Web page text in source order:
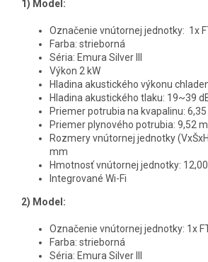
1) Model:
Označenie vnútornej jednotky: 1x
Farba: strieborná
Séria: Emura Silver III
Výkon 2 kW
Hladina akustického výkonu
Hladina akustického tlaku: 19~39
Priemer potrubia na kvapalinu:
Priemer plynového potrubia: 9,52
Rozmery vnútornej jednotky
mm
Hmotnosť vnútornej jednotky:
Integrované Wi-Fi
2) Model:
Označenie vnútornej jednotky: 1x
Farba: strieborná
Séria: Emura Silver III